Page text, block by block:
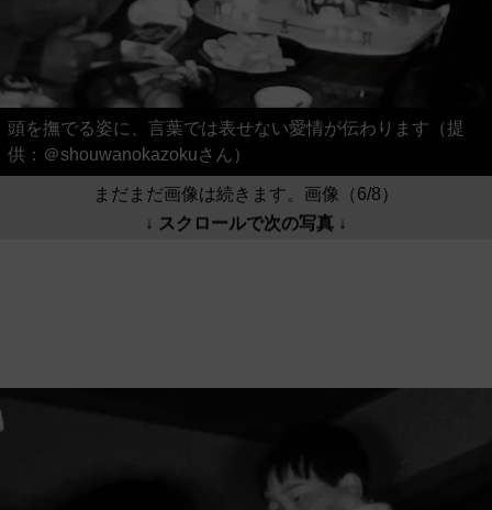
頭を撫でる姿に、言葉では表せない愛情が伝わります（提
供：＠shouwanokazokuさん）
まだまだ画像は続きます。画像（6/8）
↓ スクロールで次の写真 ↓